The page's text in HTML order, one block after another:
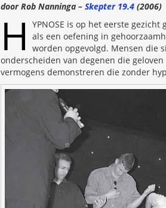
door Rob Nanninga – Skepter 19.4 (2006)
H
YPNOSE is op het eerste
als een oefening in
worden opgevolgd. Mensen die
onderscheiden van degenen die
vermogens demonstreren die zonder